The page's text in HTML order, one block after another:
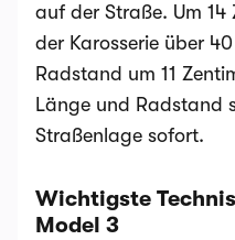
auf der Straße. Um
der Karosserie über
Radstand um 11
Länge und Radstand
Straßenlage sofort.
Wichtigste
Model 3